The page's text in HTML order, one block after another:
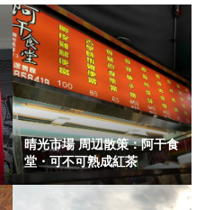
晴光市場 周辺散策：阿干食
堂・可不可熟成紅茶